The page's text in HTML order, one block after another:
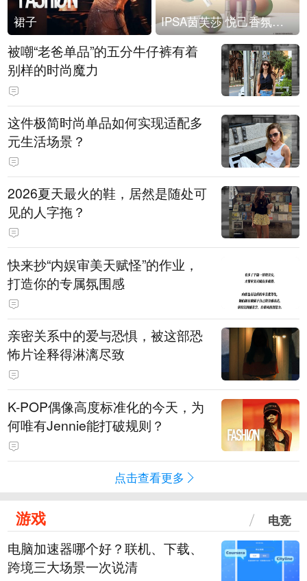
裙子 IPSA茵芙莎 悦己香氛凝露上市
被嘲“老爸单品”的五分牛仔裤有着
别样的时尚魔力
这件极简时尚单品如何实现适配多
元生活场景？
2026夏天最火的鞋，居然是随处可
见的人字拖？
快来抄“内娱审美天赋怪”的作业，
打造你的专属氛围感
亲密关系中的爱与恐惧，被这部恐
怖片诠释得淋漓尽致
K-POP偶像高度标准化的今天，为
何唯有Jennie能打破规则？
点击查看更多
游戏 电竞
电脑加速器哪个好？联机、下载、
跨境三大场景一次说清